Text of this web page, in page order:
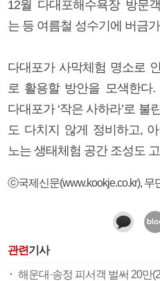
12월 다대포해수욕장 방문
는 등 여름철 성수기에 버금
다대포가 사막체험 명소로
로 활용할 방안을 모색한다
다대포가 ‘작은 사하라’로 불
도 다치지 않게 정비하고,
노는 생태체험 공간 조성도
ⓒ국제신문(www.kookje.co.kr), 무
관련기사
해운대·송정 피서객 벌써 20만